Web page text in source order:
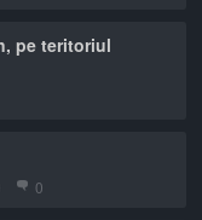
pe teritoriul
0